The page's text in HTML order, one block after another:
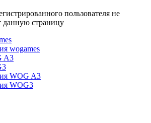
пользователя не
данную страницу
wogames
A3
WOG A3
WOG3